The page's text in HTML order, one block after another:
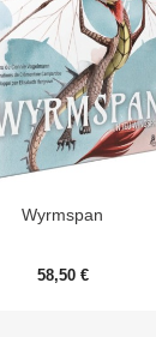
Aperçu rapide
Wyrmspan
58,50 €